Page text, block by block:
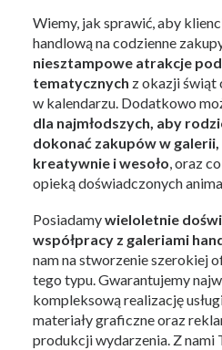
Wiemy, jak sprawić, aby
handlową na codzienne
niesztampowe atrakcje
tematycznych z okazji świąt
w kalendarzu. Dodatkowo
dla najmłodszych, aby
dokonać zakupów w galerii,
kreatywnie i wesoło, oraz
opieką doświadczonych
Posiadamywieloletnie
współpracy z galeriami
nam na stworzenie szerokiej
tego typu. Gwarantujemy
kompleksową realizację
materiały graficzne oraz
produkcji wydarzenia. Z nami